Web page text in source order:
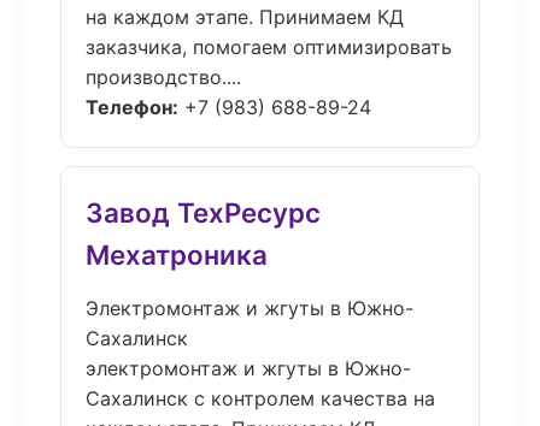
на каждом этапе. Принимаем КД
заказчика, помогаем оптимизировать
производство....
Телефон: +7 (983) 688-89-24
Завод ТехРесурс
Мехатроника
Электромонтаж и жгуты в Южно-
Сахалинск
электромонтаж и жгуты в Южно-
Сахалинск с контролем качества на